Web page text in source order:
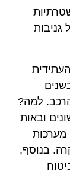
בהקיפם של גניבות
למה?
ובאות
מערכות
בנוסף,